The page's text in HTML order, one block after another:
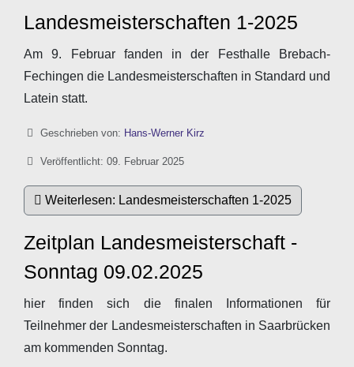
Landesmeisterschaften 1-2025
Am 9. Februar fanden in der Festhalle Brebach-
Fechingen die Landesmeisterschaften in Standard und
Latein statt.
DetailsGeschrieben von: Hans-Werner Kirz
Veröffentlicht: 09. Februar 2025
Weiterlesen: Landesmeisterschaften 1-2025
Zeitplan Landesmeisterschaft -
Sonntag 09.02.2025
hier finden sich die finalen Informationen für
Teilnehmer der Landesmeisterschaften in Saarbrücken
am kommenden Sonntag.